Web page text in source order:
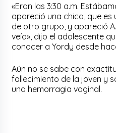
«Eran las 3:30 a.m.
apareció una chica, que
de otro grupo, y apareció
veía», dijo el adolescente
conocer a Yordy desde
Aún no se sabe con
fallecimiento de la joven y
una hemorragia vaginal.